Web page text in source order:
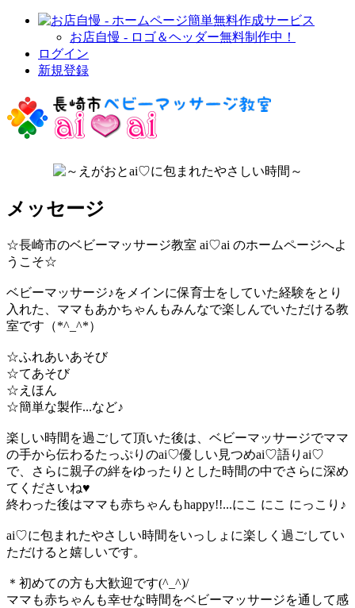
お店自慢 - ロゴ＆ヘッダー無料制作中！
ログイン
新規登録
メッセージ
☆長崎市のベビーマッサージ教室 ai♡ai のホームページへよ
うこそ☆
ベビーマッサージ♪をメインに保育士をしていた経験をとり
入れた、ママもあかちゃんもみんなで楽しんでいただける教
室です（*^_^*）
☆ふれあいあそび
☆てあそび
☆えほん
☆簡単な製作...など♪
楽しい時間を過ごして頂いた後は、ベビーマッサージでママ
の手から伝わるたっぷりのai♡優しい見つめai♡語りai♡
で、さらに親子の絆をゆったりとした時間の中でさらに深め
てくださいね♥
終わった後はママも赤ちゃんもhappy!!...にこ にこ にっこり♪
ai♡に包まれたやさしい時間をいっしょに楽しく過ごしてい
ただけると嬉しいです。
＊初めての方も大歓迎です(^_^)/
ママも赤ちゃんも幸せな時間をベビーマッサージを通して感